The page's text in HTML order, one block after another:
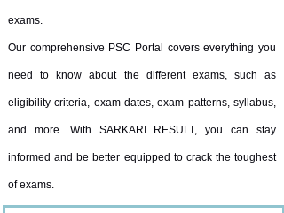
exams.
Our comprehensive PSC Portal covers everything you
need to know about the different exams, such as
eligibility criteria, exam dates, exam patterns, syllabus,
and more. With SARKARI RESULT, you can stay
informed and be better equipped to crack the toughest
of exams.